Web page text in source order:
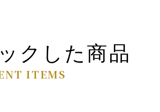
クした商品
ITEMS